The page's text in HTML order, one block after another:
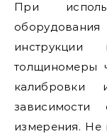
При
инструкции
толщиномеры
калибровки
измерения. Не